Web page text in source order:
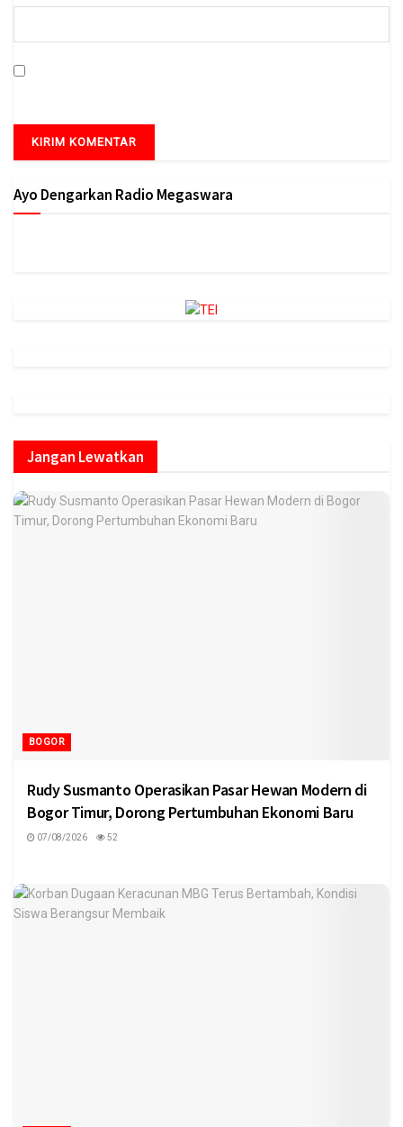
Ayo Dengarkan Radio Megaswara
Jangan Lewatkan
BOGOR
Rudy Susmanto Operasikan Pasar Hewan Modern di
Bogor Timur, Dorong Pertumbuhan Ekonomi Baru
07/08/2026 52